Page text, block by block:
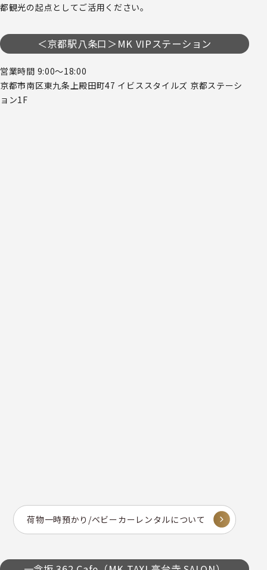
都観光の起点としてご活用ください。
＜京都駅八条口＞MK VIPステーション
営業時間 9:00～18:00
京都市南区東九条上殿田町47 イビススタイルズ 京都ステーシ
ョン1F
荷物一時預かり/ベビーカーレンタルについて